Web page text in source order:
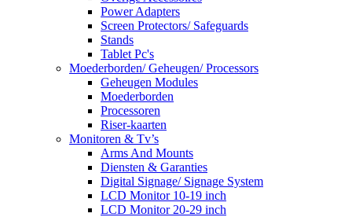
Power Adapters
Screen Protectors/ Safeguards
Stands
Tablet Pc's
Moederborden/ Geheugen/ Processors
Geheugen Modules
Moederborden
Processoren
Riser-kaarten
Monitoren & Tv’s
Arms And Mounts
Diensten & Garanties
Digital Signage/ Signage System
LCD Monitor 10-19 inch
LCD Monitor 20-29 inch